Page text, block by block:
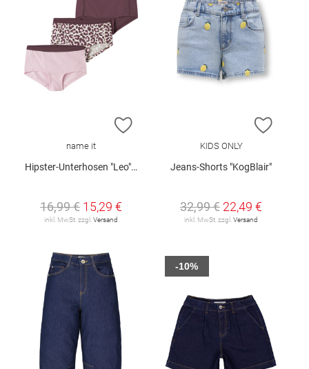
ZUR WUNSCHLISTE HINZUFÜGEN
name it
Hipster-Unterhosen "Leo", 3er-Pack
16,99 € 15,29 €
inkl. MwSt. zzgl. Versand
ZUR
KIDS ONLY
Jeans-Shorts "KogBlair"
32,99 € 22,49 €
inkl. MwSt. zzgl. Versand
-10%